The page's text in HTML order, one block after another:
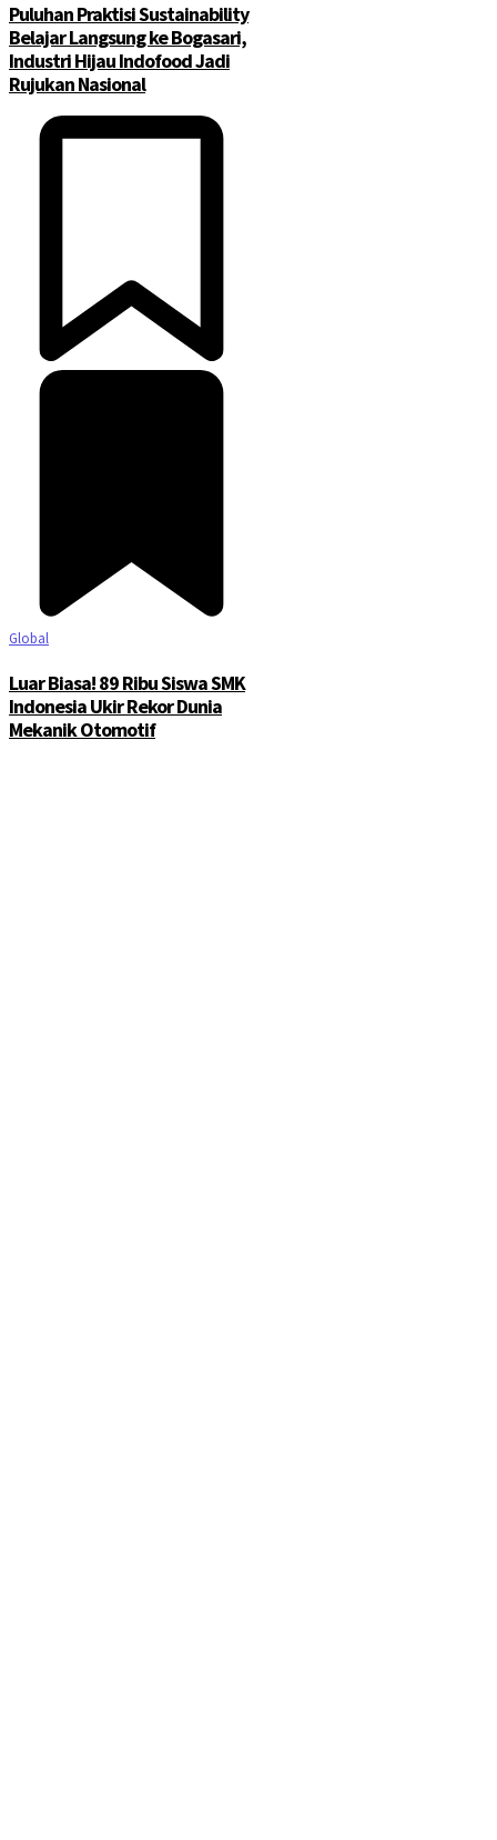
Puluhan Praktisi Sustainability
Belajar Langsung ke Bogasari,
Industri Hijau Indofood Jadi
Rujukan Nasional
Global
Luar Biasa! 89 Ribu Siswa SMK
Indonesia Ukir Rekor Dunia
Mekanik Otomotif